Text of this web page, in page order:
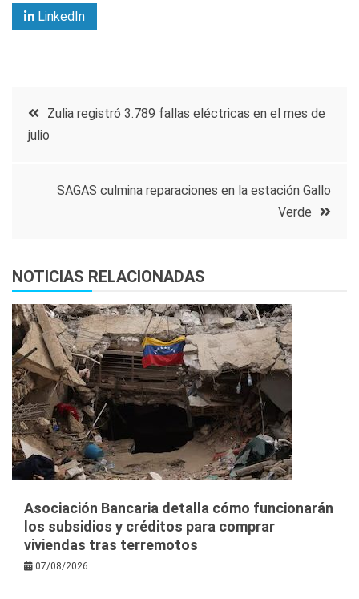
LinkedIn
Navegación
de
entradas
Zulia registró 3.789 fallas eléctricas en el mes de
julio
SAGAS culmina reparaciones en la estación Gallo
Verde
NOTICIAS RELACIONADAS
Asociación Bancaria detalla cómo funcionarán
los subsidios y créditos para comprar
viviendas tras terremotos
07/08/2026